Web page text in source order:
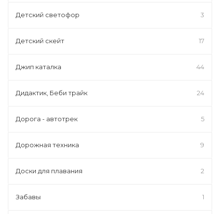
Детский светофор 3
Детский скейт 17
Джип каталка 44
Дидактик, Беби трайк 24
Дорога - автотрек 5
Дорожная техника 9
Доски для плавания 2
Забавы 1